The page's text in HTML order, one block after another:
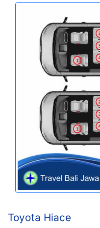
Toyota Hiace